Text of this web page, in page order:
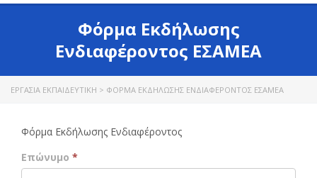
Φόρμα Εκδήλωσης
Ενδιαφέροντος ΕΣΑΜΕΑ
ΕΡΓΑΣΊΑ ΕΚΠΑΙΔΕΥΤΙΚΉ > ΦΌΡΜΑ ΕΚΔΉΛΩΣΗΣ ΕΝΔΙΑΦΈΡΟΝΤΟΣ ΕΣΑΜΕΑ
Φόρμα Εκδήλωσης Ενδιαφέροντος
Επώνυμο *